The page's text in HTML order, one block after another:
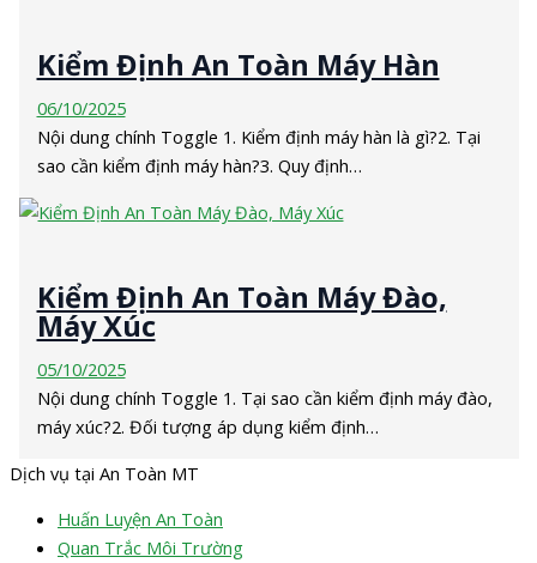
Kiểm Định An Toàn Máy Hàn
06/10/2025
Nội dung chính Toggle 1. Kiểm định máy hàn là gì?2. Tại
sao cần kiểm định máy hàn?3. Quy định…
Kiểm Định An Toàn Máy Đào,
Máy Xúc
05/10/2025
Nội dung chính Toggle 1. Tại sao cần kiểm định máy đào,
máy xúc?2. Đối tượng áp dụng kiểm định…
Dịch vụ tại An Toàn MT
Huấn Luyện An Toàn
Quan Trắc Môi Trường